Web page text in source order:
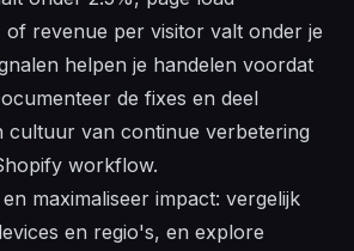
of revenue per visitor valt onder je
helpen je handelen voordat
de fixes en deel
cultuur van continue verbetering
workflow.
maximaliseer impact: vergelijk
en regio's, en explore